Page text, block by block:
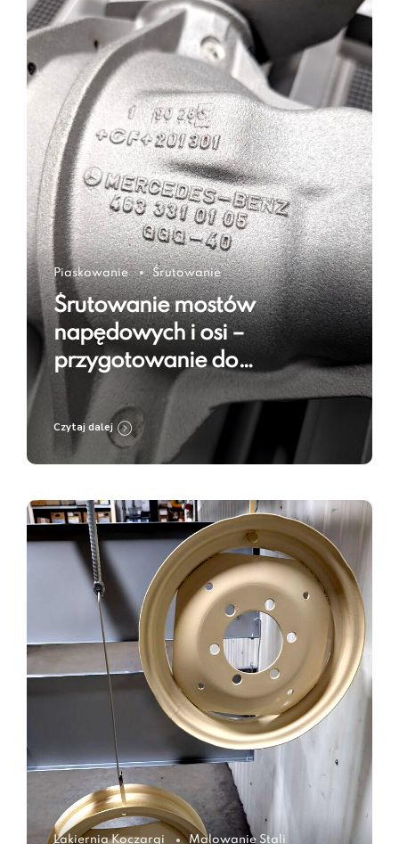
Piaskowanie Śrutowanie
Śrutowanie mostów
napędowych i osi –
przygotowanie do
regeneracji i zabezpieczenia
Czytaj dalej
Lakiernia Koczargi Malowanie Stali